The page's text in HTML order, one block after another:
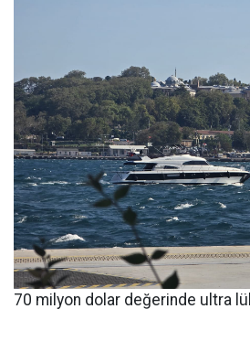
70 milyon dolar değerinde ultra